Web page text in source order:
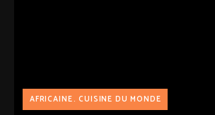
AFRICAINE CUISINE DU MONDE